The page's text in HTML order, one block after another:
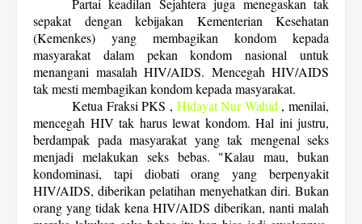
Partai keadilan Sejahtera juga menegaskan tak
sepakat dengan kebijakan Kementerian Kesehatan
(Kemenkes) yang membagikan kondom kepada
masyarakat dalam pekan kondom nasional untuk
menangani masalah HIV/AIDS. Mencegah HIV/AIDS
tak mesti membagikan kondom kepada masyarakat.
Ketua FraksiPKS , Hidayat Nur Wahid , menilai,
mencegah HIV tak harus lewat kondom. Hal ini justru,
berdampak pada masyarakat yang tak mengenal seks
menjadi melakukan seks bebas. "Kalau mau, bukan
kondominasi, tapi diobati orang yang berpenyakit
HIV/AIDS, diberikan pelatihan menyehatkan diri. Bukan
orang yang tidak kena HIV/AIDS diberikan, nanti malah